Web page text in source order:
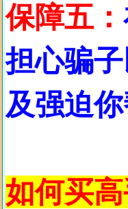
保障五：
担心骗
及强迫
如何买